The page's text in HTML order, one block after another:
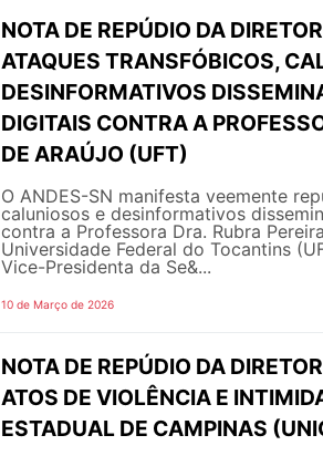
NOTA DE REPÚDIO DA
ATAQUES TRANSFÓBICOS,
DESINFORMATIVOS
DIGITAIS CONTRA A
DE ARAÚJO (UFT)
O ANDES-SN manifesta veemente
caluniosos e desinformativos
contra a Professora Dra. Rubra
Universidade Federal do Tocantins
Vice-Presidenta da Se&...
10 de Março de 2026
NOTA DE REPÚDIO DA
ATOS DE VIOLÊNCIA E
ESTADUAL DE CAMPINAS